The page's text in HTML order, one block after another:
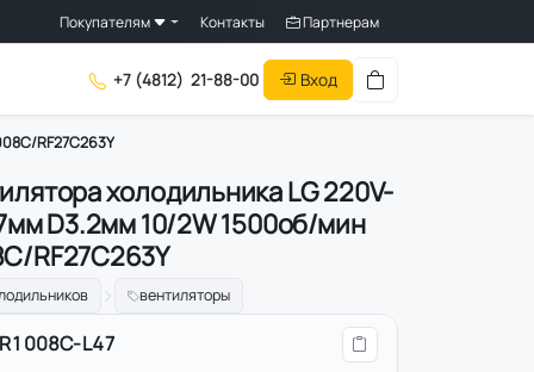
Покупателям Контакты Партнерам
+7 (4812) 21-88-00 Вход
RF27C263Y
холодильника LG 220V-
D3.2мм 10/2W 1500об/мин
RF27C263Y
вентиляторы
L47